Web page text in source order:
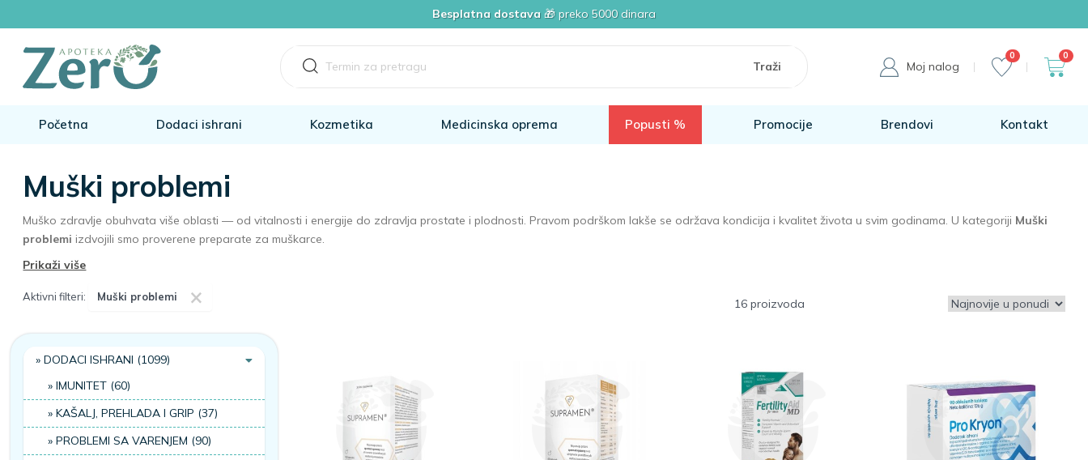
Besplatna dostava🎁 preko 5000 dinara
Moj nalog
0 0
Početna Dodaci ishrani Kozmetika Medicinska oprema Popusti % Promocije Brendovi Kontakt
Muški problemi
Muško zdravlje obuhvata više oblasti — od vitalnosti i energije do zdravlja prostate i plodnosti. Pravom podrškom lakše se održava kondicija i kvalitet života u svim godinama. U kategoriji Muški
problemi izdvojili smo proverene preparate za muškarce.
Česte teme muškog zdravlja
Vitalnost i energija.
Potencija i libido.
Plodnosti kvalitet sperme.
Prikaži više
Aktivni filteri: ×
Muški problemi 16
DODACI ISHRANI (1099)
IMUNITET (60)
KAŠALJ, PREHLADA I GRIP (37)
PROBLEMI SA VARENJEM (90)